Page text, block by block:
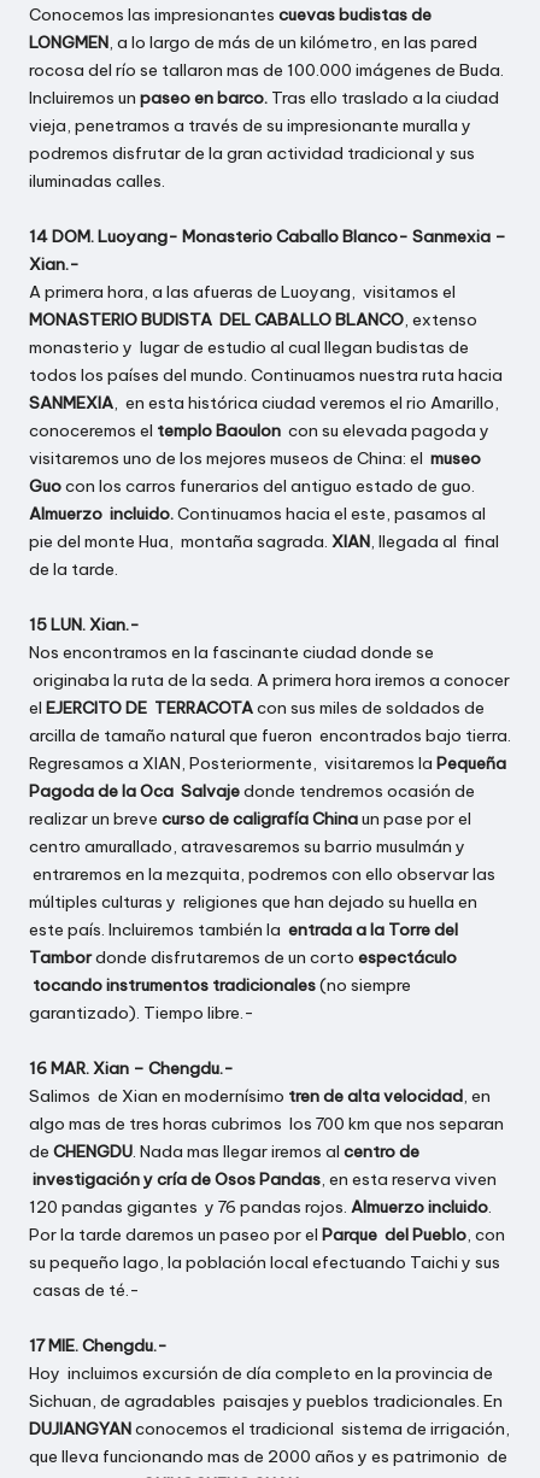
Conocemos las impresionantes cuevas budistas de
LONGMEN, a lo largo de más de un kilómetro, en las pared
rocosa del río se tallaron mas de 100.000 imágenes de Buda.
Incluiremos un paseo en barco. Tras ello traslado a la ciudad
vieja, penetramos a través de su impresionante muralla y
podremos disfrutar de la gran actividad tradicional y sus
iluminadas calles.
14 DOM. Luoyang- Monasterio Caballo Blanco- Sanmexia –
Xian.-
A primera hora, a las afueras de Luoyang, visitamos el
MONASTERIO BUDISTA DEL CABALLO BLANCO, extenso
monasterio y lugar de estudio al cual llegan budistas de
todos los países del mundo. Continuamos nuestra ruta hacia
SANMEXIA, en esta histórica ciudad veremos el rio Amarillo,
conoceremos el templo Baoulon con su elevada pagoda y
visitaremos uno de los mejores museos de China: el museo
Guocon los carros funerarios del antiguo estado de guo.
Almuerzo incluido.Continuamos hacia el este, pasamos al
pie del monte Hua, montaña sagrada. XIAN, llegada al final
de la tarde.
15 LUN. Xian.-
Nos encontramos en la fascinante ciudad donde se
originaba la ruta de la seda. A primera hora iremos a conocer
el EJERCITO DE TERRACOTAcon sus miles de soldados de
arcilla de tamaño natural que fueron encontrados bajo tierra.
Regresamos a XIAN, Posteriormente, visitaremos la Pequeña
Pagoda de la Oca Salvajedonde tendremos ocasión de
realizar un breve curso de caligrafía Chinaun pase por el
centro amurallado, atravesaremos su barrio musulmán y
entraremos en la mezquita, podremos con ello observar las
múltiples culturas y religiones que han dejado su huella en
este país. Incluiremos también la entrada a la Torre del
Tambordonde disfrutaremos de un corto espectáculo
tocando instrumentos tradicionales(no siempre
garantizado). Tiempo libre.-
16 MAR. Xian – Chengdu.-
Salimos de Xian en modernísimo tren de alta velocidad, en
algo mas de tres horas cubrimos los 700 km que nos separan
de CHENGDU. Nada mas llegar iremos al centro de
investigación y cría de Osos Pandas, en esta reserva viven
120 pandas gigantes y 76 pandas rojos. Almuerzo incluido.
Por la tarde daremos un paseo por el Parque del Pueblo, con
su pequeño lago, la población local efectuando Taichi y sus
casas de té.-
17 MIE. Chengdu.-
Hoy incluimos excursión de día completo en la provincia de
Sichuan, de agradables paisajes y pueblos tradicionales. En
DUJIANGYANconocemos el tradicional sistema de irrigación,
que lleva funcionando mas de 2000 años y es patrimonio de